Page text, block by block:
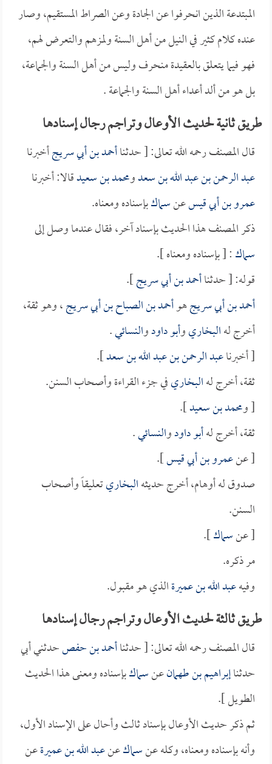
المبتدعة الذين انحرفوا عن الجادة وعن الصراط المستقيم، وصار
عنده كلام كثير في النيل من أهل السنة ولمزهم والتعرض لهم،
فهو فيما يتعلق بالعقيدة منحرف وليس من أهل السنة والجماعة،
بل هو من ألد أعداء أهل السنة والجماعة .
طريق ثانية لحديث الأوعال وتراجم رجال إسنادها
قال المصنف رحمه الله تعالى: [ حدثناأحمد بن أبي سريجأخبرنا
عبد الرحمن بن عبد الله بن سعدومحمد بن سعيدقالا: أخبرنا
عمرو بن أبي قيسعنسماكبإسناده ومعناه.
ذكر المصنف هذا الحديث بإسناد آخر، فقال عندما وصل إلى
سماك: [ بإسناده ومعناه ].
قوله: [ حدثناأحمد بن أبي سريج].
أحمد بن أبي سريجهوأحمد بن الصباح بن أبي سريج، وهو ثقة،
أخرج لهالبخاريوأبو داودوالنسائي.
[ أخبرناعبد الرحمن بن عبد الله بن سعد].
ثقة، أخرج لهالبخاريفي جزء القراءة وأصحاب السنن.
[ ومحمد بن سعيد].
ثقة، أخرج لهأبو داودوالنسائي.
[ عنعمرو بن أبي قيس].
صدوق له أوهام، أخرج حديثهالبخاريتعليقاً وأصحاب
السنن.
[ عنسماك].
مر ذكره.
وفيهعبد الله بن عميرةالذي هو مقبول.
طريق ثالثة لحديث الأوعال وتراجم رجال إسنادها
قال المصنف رحمه الله تعالى: [ حدثناأحمد بن حفصحدثني أبي
حدثناإبراهيم بن طهمانعنسماكبإسناده ومعنى هذا الحديث
الطويل ].
ثم ذكر حديث الأوعال بإسناد ثالث وأحال على الإسناد الأول،
وأنه بإسناده ومعناه، وكله عنسماكعنعبد الله بن عميرةعن